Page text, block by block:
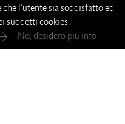
l’utente sia soddisfatto ed
suddetti cookies.
No, desidero più info